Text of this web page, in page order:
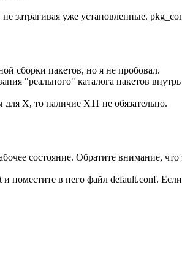
уже установленные.
сборки пакетов, но я не пробовал.
"реального" каталога пакетов внутрь
X, то наличие X11 не обязательно.
состояние. Обратите внимание,
и поместите в него файл default.conf.